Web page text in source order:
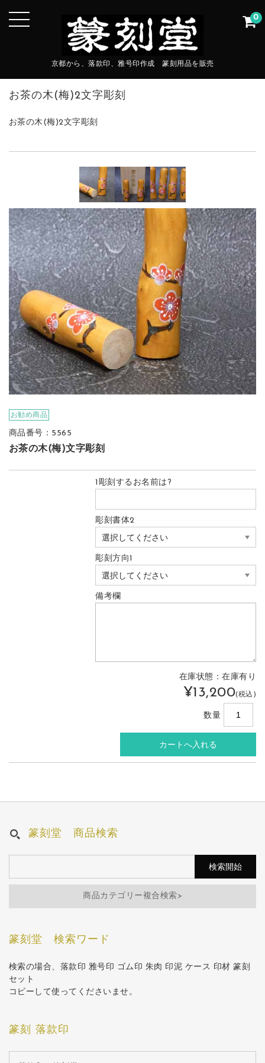
京都から、落款印、雅号印作成 篆刻用品を販売
0
お茶の木(梅)2文字彫刻
お茶の木(梅)2文字彫刻
お勧め商品
商品番号：5565
お茶の木(梅)文字彫刻
1彫刻するお名前は?
彫刻書体2
彫刻方向1
備考欄
在庫状態：在庫有り
¥13,200(税込)
数量
篆刻堂 商品検索
商品カテゴリー複合検索>
篆刻堂 検索ワード
検索の場合、落款印 雅号印 ゴム印 朱肉 印泥 ケース 印材 篆刻
セット
コピーして使ってくださいませ。
篆刻 落款印